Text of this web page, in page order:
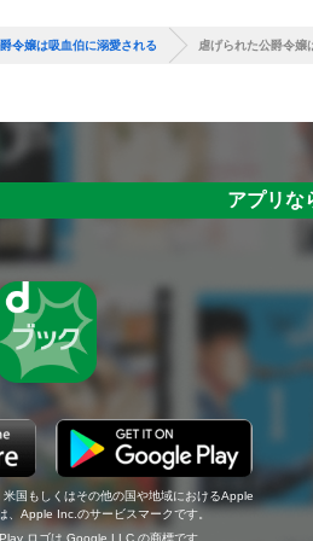
令嬢は吸血伯に溺愛される 虐げられた公爵令嬢
アプリな
国もしくはその他の国や地域におけるApple
Apple Inc.のサービスマークです。
ロゴは Google LLC の商標です。